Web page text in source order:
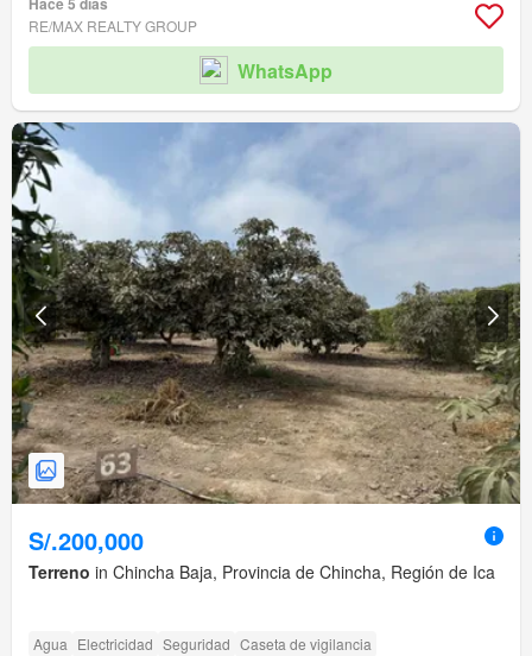
RE/MAX REALTY GROUP
WhatsApp
S/.200,000
Terreno in Chincha Baja, Provincia de Chincha, Región de Ica
Agua Electricidad Seguridad Caseta de vigilancia